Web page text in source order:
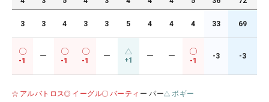
3 3 4 3 3 5 4 4 4 33 69
-1
ー
-1 -1
ー +1 ー ー
-1
-3 -3
アルバトロス イーグル バーティ ー パー ボギー